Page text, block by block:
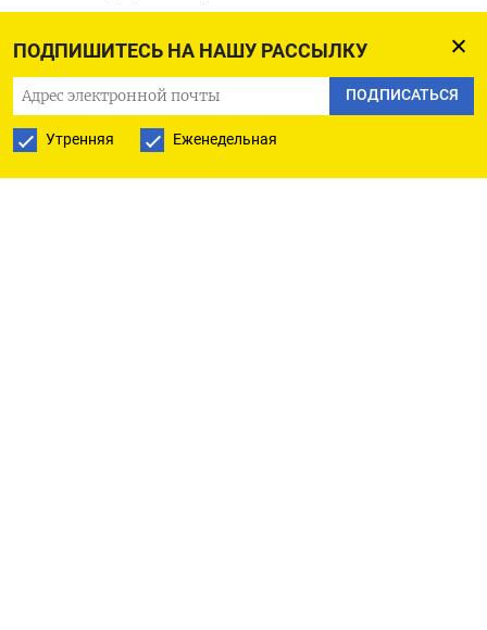
ПОДПИШИТЕСЬ НА НАШУ РАССЫЛКУ
ПОДПИСАТЬСЯ
Утренняя Еженедельная
отношения с иностранными банками. (Мария
Гордеева)